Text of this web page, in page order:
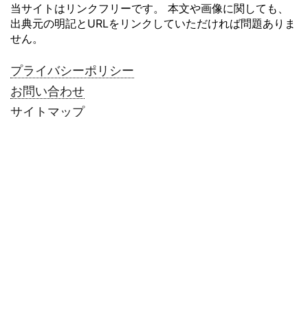
当サイトはリンクフリーです。 本文や画像に関しても、
出典元の明記とURLをリンクしていただければ問題ありま
せん。
プライバシーポリシー
お問い合わせ
サイトマップ